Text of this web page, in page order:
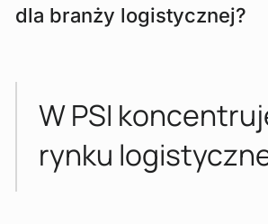
dla branży logistycznej?
W PSI
rynku